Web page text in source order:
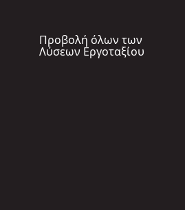
Προβολή όλων των
Λύσεων Εργοταξίου